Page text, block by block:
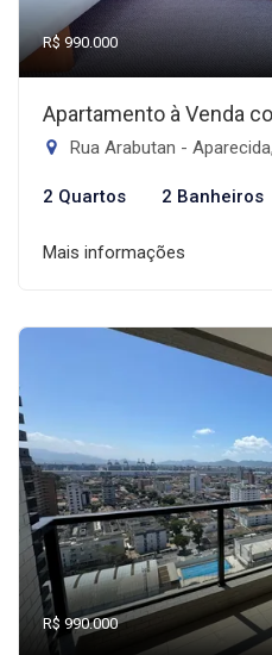
R$ 990.000
Apartamento à Venda
Rua Arabutan -
2 Quartos 2 Banheiros
Mais informações
R$ 990.000